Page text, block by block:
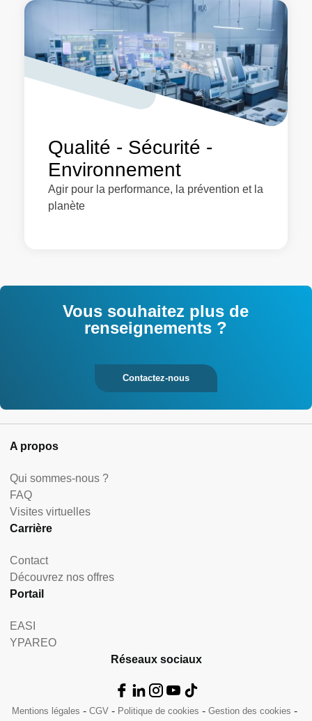
Qualité - Sécurité -
Environnement
Agir pour la performance, la prévention et la
planète
Vous souhaitez plus de
renseignements ?
Contactez-nous
A propos
Qui sommes-nous ?
FAQ
Visites virtuelles
Carrière
Contact
Découvrez nos offres
Portail
EASI
YPAREO
Réseaux sociaux
Mentions légales CGV Politique de cookies Gestion des cookies